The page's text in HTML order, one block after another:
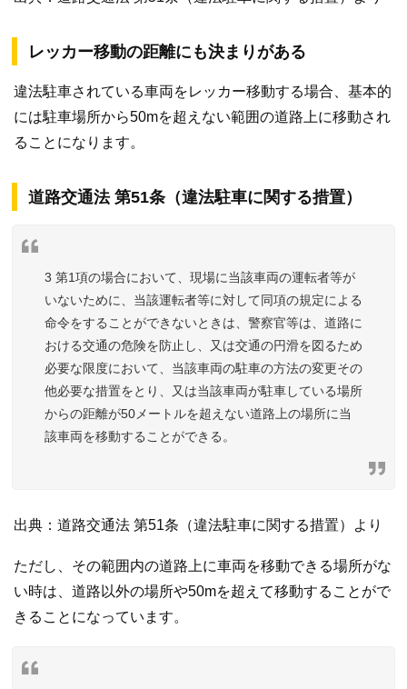
レッカー移動の距離にも決まりがある
違法駐車されている車両をレッカー移動する場合、基本的
には駐車場所から50mを超えない範囲の道路上に移動され
ることになります。
道路交通法 第51条（違法駐車に関する措置）
3 第1項の場合において、現場に当該車両の運転者等が
いないために、当該運転者等に対して同項の規定による
命令をすることができないときは、警察官等は、道路に
おける交通の危険を防止し、又は交通の円滑を図るため
必要な限度において、当該車両の駐車の方法の変更その
他必要な措置をとり、又は当該車両が駐車している場所
からの距離が50メートルを超えない道路上の場所に当
該車両を移動することができる。
出典：道路交通法 第51条（違法駐車に関する措置）より
ただし、その範囲内の道路上に車両を移動できる場所がな
い時は、道路以外の場所や50mを超えて移動することがで
きることになっています。